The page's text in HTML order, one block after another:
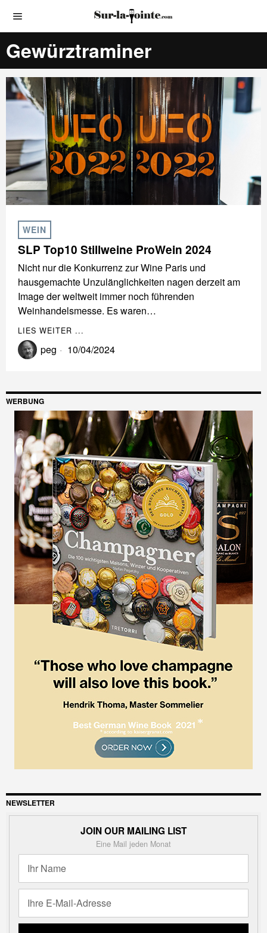
Gewürztraminer
WEIN
SLP Top10 Stillweine ProWein 2024
Nicht nur die Konkurrenz zur Wine Paris und
hausgemachte Unzulänglichkeiten nagen derzeit am
Image der weltweit immer noch führenden
Weinhandelsmesse. Es waren…
LIES WEITER ...
peg 10/04/2024
WERBUNG
NEWSLETTER
JOIN OUR MAILING LIST
Eine Mail jeden Monat